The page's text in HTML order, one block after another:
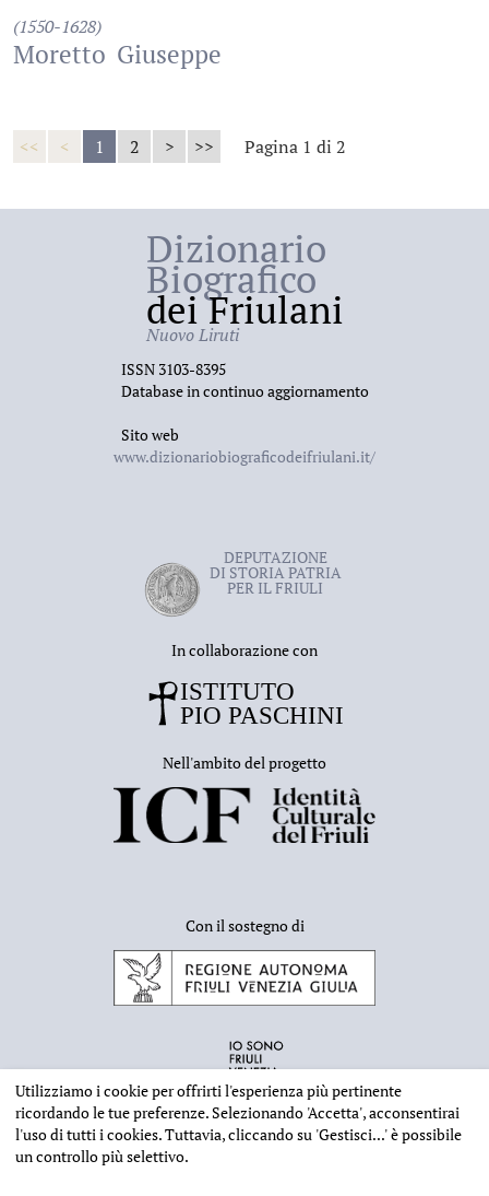
(1550-1628)
Moretto Giuseppe
<< < 1 2 > >> Pagina 1 di 2
Dizionario
Biografico
dei Friulani
Nuovo Liruti
ISSN 3103-8395
Database in continuo aggiornamento
Sito web
www.dizionariobiograficodeifriulani.it/
DEPUTAZIONE
DI STORIA PATRIA
PER IL FRIULI
In collaborazione con
Nell'ambito del progetto
Con il sostegno di
Utilizziamo i cookie per offrirti l'esperienza più pertinente
ricordando le tue preferenze. Selezionando 'Accetta', acconsentirai
l'uso di tutti i cookies. Tuttavia, cliccando su 'Gestisci...'è possibile
un controllo più selettivo.